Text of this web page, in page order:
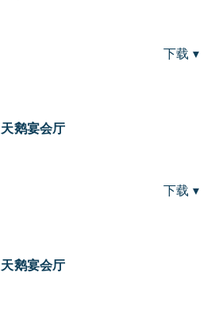
下载 ▾
天鹅宴会厅
下载 ▾
天鹅宴会厅